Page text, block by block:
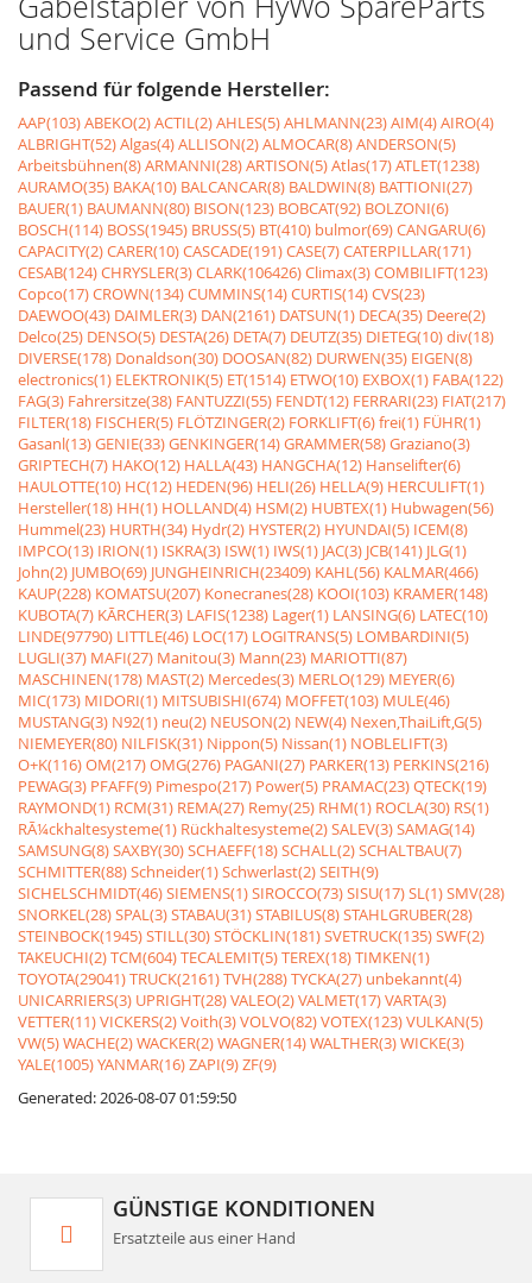
und Service GmbH
Passend für folgende Hersteller:
AAP(103)ABEKO(2)ACTIL(2)AHLES(5)AHLMANN(23)AIM(4)AIRO(4)
ALBRIGHT(52)Algas(4)ALLISON(2)ALMOCAR(8)ANDERSON(5)
Arbeitsbühnen(8)ARMANNI(28)ARTISON(5)Atlas(17)ATLET(1238)
AURAMO(35) BAKA(10) BALCANCAR(8) BALDWIN(8) BATTIONI(27)
BAUER(1) BAUMANN(80) BISON(123) BOBCAT(92) BOLZONI(6)
BOSCH(114) BOSS(1945) BRUSS(5) BT(410) bulmor(69)CANGARU(6)
CAPACITY(2)CARER(10)CASCADE(191)CASE(7)CATERPILLAR(171)
CESAB(124)CHRYSLER(3)CLARK(106426)Climax(3)COMBILIFT(123)
Copco(17)CROWN(134)CUMMINS(14)CURTIS(14)CVS(23)
DAEWOO(43) DAIMLER(3) DAN(2161) DATSUN(1) DECA(35) Deere(2)
Delco(25) DENSO(5) DESTA(26) DETA(7) DEUTZ(35) DIETEG(10)div(18)
DIVERSE(178) Donaldson(30) DOOSAN(82) DURWEN(35) EIGEN(8)
electronics(1) ELEKTRONIK(5) ET(1514) ETWO(10) EXBOX(1) FABA(122)
FAG(3) Fahrersitze(38) FANTUZZI(55) FENDT(12) FERRARI(23) FIAT(217)
FILTER(18) FISCHER(5) FLÖTZINGER(2) FORKLIFT(6)frei(1) FÜHR(1)
Gasanl(13)GENIE(33)GENKINGER(14)GRAMMER(58)Graziano(3)
GRIPTECH(7) HAKO(12) HALLA(43) HANGCHA(12) Hanselifter(6)
HAULOTTE(10) HC(12) HEDEN(96) HELI(26) HELLA(9) HERCULIFT(1)
Hersteller(18) HH(1) HOLLAND(4) HSM(2) HUBTEX(1) Hubwagen(56)
Hummel(23) HURTH(34) Hydr(2) HYSTER(2) HYUNDAI(5) ICEM(8)
IMPCO(13) IRION(1) ISKRA(3) ISW(1) IWS(1) JAC(3) JCB(141) JLG(1)
John(2) JUMBO(69) JUNGHEINRICH(23409) KAHL(56) KALMAR(466)
KAUP(228) KOMATSU(207) Konecranes(28) KOOI(103) KRAMER(148)
KUBOTA(7) KÃRCHER(3) LAFIS(1238) Lager(1) LANSING(6) LATEC(10)
LINDE(97790) LITTLE(46) LOC(17) LOGITRANS(5) LOMBARDINI(5)
LUGLI(37) MAFI(27) Manitou(3) Mann(23) MARIOTTI(87)
MASCHINEN(178) MAST(2) Mercedes(3) MERLO(129) MEYER(6)
MIC(173) MIDORI(1) MITSUBISHI(674) MOFFET(103) MULE(46)
MUSTANG(3) N92(1) neu(2) NEUSON(2) NEW(4) Nexen,ThaiLift,G(5)
NIEMEYER(80) NILFISK(31) Nippon(5) Nissan(1) NOBLELIFT(3)
O+K(116)OM(217)OMG(276) PAGANI(27) PARKER(13) PERKINS(216)
PEWAG(3) PFAFF(9) Pimespo(217) Power(5) PRAMAC(23)QTECK(19)
RAYMOND(1) RCM(31) REMA(27) Remy(25) RHM(1) ROCLA(30) RS(1)
RÃ¼ckhaltesysteme(1) Rückhaltesysteme(2)SALEV(3)SAMAG(14)
SAMSUNG(8)SAXBY(30)SCHAEFF(18)SCHALL(2)SCHALTBAU(7)
SCHMITTER(88)Schneider(1)Schwerlast(2)SEITH(9)
SICHELSCHMIDT(46)SIEMENS(1)SIROCCO(73)SISU(17)SL(1)SMV(28)
SNORKEL(28)SPAL(3)STABAU(31)STABILUS(8)STAHLGRUBER(28)
STEINBOCK(1945)STILL(30)STÖCKLIN(181)SVETRUCK(135)SWF(2)
TAKEUCHI(2)TCM(604)TECALEMIT(5)TEREX(18)TIMKEN(1)
TOYOTA(29041)TRUCK(2161)TVH(288)TYCKA(27) unbekannt(4)
UNICARRIERS(3) UPRIGHT(28)VALEO(2)VALMET(17)VARTA(3)
VETTER(11)VICKERS(2)Voith(3)VOLVO(82)VOTEX(123)VULKAN(5)
VW(5)WACHE(2)WACKER(2)WAGNER(14)WALTHER(3)WICKE(3)
YALE(1005)YANMAR(16)ZAPI(9)ZF(9)
Generated: 2026-08-07 01:59:50
GÜNSTIGE KONDITIONEN
Ersatzteile aus einer Hand